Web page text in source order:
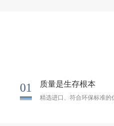
01 质量是生存根本
精选进口、符合环保标准的